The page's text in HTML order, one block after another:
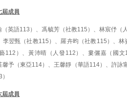
屆成員
（英語113）、馮毓芳（社教115）、林宸伃（
李翌甄（社教115）、羅卉昀（社教115）、
112）、黃沛晴（人發112）、婁儷嘉（國
馨予（東亞114）、王馨靜（華語114）、許
屆成員